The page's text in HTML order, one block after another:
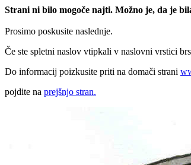
Strani ni bilo mogoče najti. Možno je, da je
Prosimo poskusite naslednje.
Če ste spletni naslov vtipkali v naslovni vrstici
Do informacij poizkusite priti na domači strani
pojdite na prejšnjo stran.